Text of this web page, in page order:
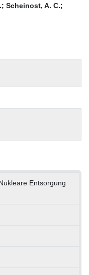
; Scheinost, A. C.;
Entsorgung